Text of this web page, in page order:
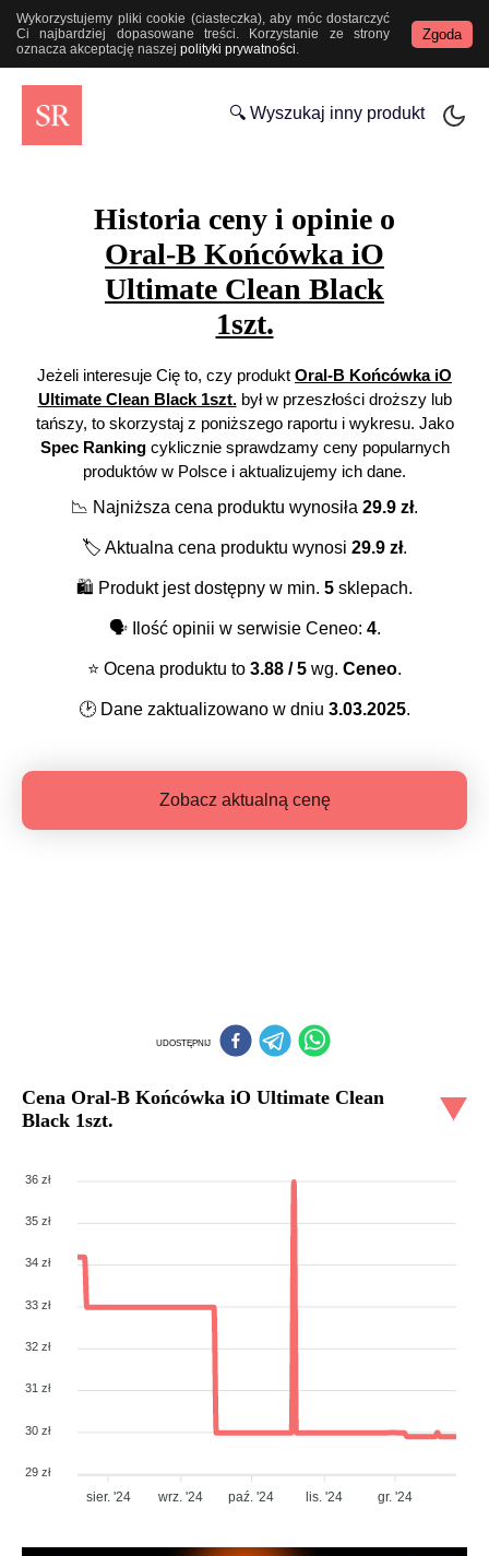
Wykorzystujemy pliki cookie (ciasteczka), aby móc dostarczyć
Ci najbardziej dopasowane treści. Korzystanie ze strony
oznacza akceptację naszej polityki prywatności.
Zgoda
🔍 Wyszukaj inny produkt
Historia ceny i opinie o
Oral-B Końcówka iO
Ultimate Clean Black
1szt.
Jeżeli interesuje Cię to, czy produkt Oral-B Końcówka iO
Ultimate Clean Black 1szt.był w przeszłości droższy lub
tańszy, to skorzystaj z poniższego raportu i wykresu. Jako
Spec Rankingcyklicznie sprawdzamy ceny popularnych
produktów w Polsce i aktualizujemy ich dane.
📉 Najniższa cena produktu wynosiła 29.9 zł.
🏷️ Aktualna cena produktu wynosi 29.9 zł.
🛍️ Produkt jest dostępny w min. 5 sklepach.
🗣️Ilość opinii w serwisie Ceneo: 4.
⭐️ Ocena produktu to 3.88 / 5 wg. Ceneo.
🕑 Dane zaktualizowano w dniu 3.03.2025.
Zobacz aktualną cenę
UDOSTĘPNIJ
Cena Oral-B Końcówka iO Ultimate Clean
Black 1szt.
36 zł
35 zł
34 zł
33 zł
32 zł
31 zł
30 zł
29 zł
sier. '24 wrz. '24 paź. '24 lis. '24 gr. '24